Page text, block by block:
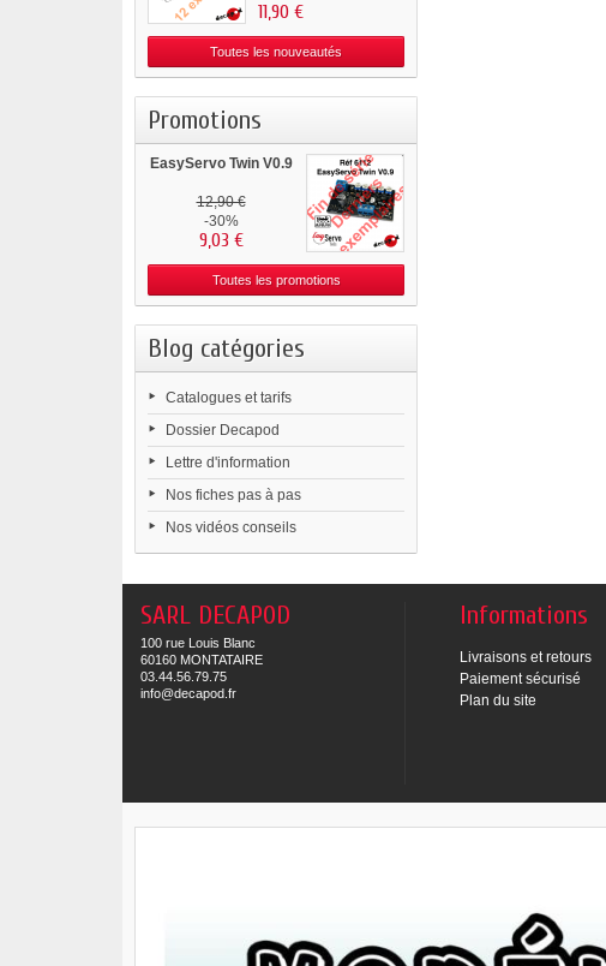
11,90 €
Toutes les nouveautés
Promotions
EasyServo Twin V0.9
12,90 €
-30%
9,03 €
Toutes les promotions
Blog catégories
Catalogues et tarifs
Dossier Decapod
Lettre d'information
Nos fiches pas à pas
Nos vidéos conseils
SARL DECAPOD
100 rue Louis Blanc
60160 MONTATAIRE
03.44.56.79.75
info@decapod.fr
Informations
Livraisons et retours
Paiement sécurisé
Plan du site